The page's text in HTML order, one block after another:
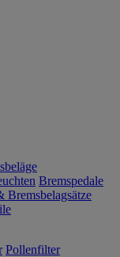
Bremspedale
Bremsbelagsätze
Pollenfilter